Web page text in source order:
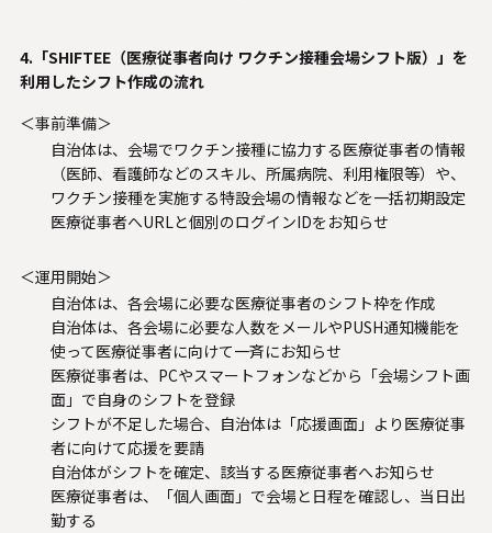
4.「SHIFTEE（医療従事者向け ワクチン接種会場シフト版）」を
利用したシフト作成の流れ
＜事前準備＞
自治体は、会場でワクチン接種に協力する医療従事者の情報
（医師、看護師などのスキル、所属病院、利用権限等）や、
ワクチン接種を実施する特設会場の情報などを一括初期設定
医療従事者へURLと個別のログインIDをお知らせ
＜運用開始＞
自治体は、各会場に必要な医療従事者のシフト枠を作成
自治体は、各会場に必要な人数をメールやPUSH通知機能を
使って医療従事者に向けて一斉にお知らせ
医療従事者は、PCやスマートフォンなどから「会場シフト画
面」で自身のシフトを登録
シフトが不足した場合、自治体は「応援画面」より医療従事
者に向けて応援を要請
自治体がシフトを確定、該当する医療従事者へお知らせ
医療従事者は、「個人画面」で会場と日程を確認し、当日出
勤する